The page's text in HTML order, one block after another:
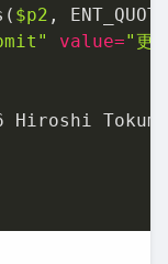
$p2 ,
value="更
Hiroshi